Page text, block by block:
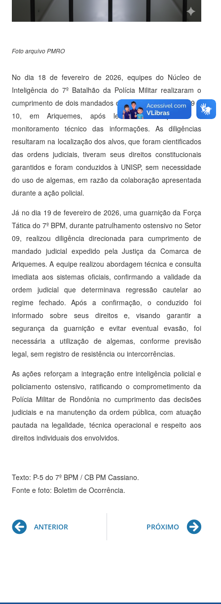
Foto arquivo PMRO
No dia 18 de fevereiro de 2026, equipes do Núcleo de
Inteligência do 7º Batalhão da Polícia Militar realizaram o
cumprimento de dois mandados de prisão nos setores 09 e
10, em Ariquemes, após levantamentos prévios e
monitoramento técnico das informações. As diligências
resultaram na localização dos alvos, que foram cientificados
das ordens judiciais, tiveram seus direitos constitucionais
garantidos e foram conduzidos à UNISP, sem necessidade
do uso de algemas, em razão da colaboração apresentada
durante a ação policial.
Já no dia 19 de fevereiro de 2026, uma guarnição da Força
Tática do 7º BPM, durante patrulhamento ostensivo no Setor
09, realizou diligência direcionada para cumprimento de
mandado judicial expedido pela Justiça da Comarca de
Ariquemes. A equipe realizou abordagem técnica e consulta
imediata aos sistemas oficiais, confirmando a validade da
ordem judicial que determinava regressão cautelar ao
regime fechado. Após a confirmação, o conduzido foi
informado sobre seus direitos e, visando garantir a
segurança da guarnição e evitar eventual evasão, foi
necessária a utilização de algemas, conforme previsão
legal, sem registro de resistência ou intercorrências.
As ações reforçam a integração entre inteligência policial e
policiamento ostensivo, ratificando o comprometimento da
Polícia Militar de Rondônia no cumprimento das decisões
judiciais e na manutenção da ordem pública, com atuação
pautada na legalidade, técnica operacional e respeito aos
direitos individuais dos envolvidos.
Texto: P-5 do 7º BPM / CB PM Cassiano.
Fonte e foto: Boletim de Ocorrência.
Prev
ANTERIOR PRÓXIMO